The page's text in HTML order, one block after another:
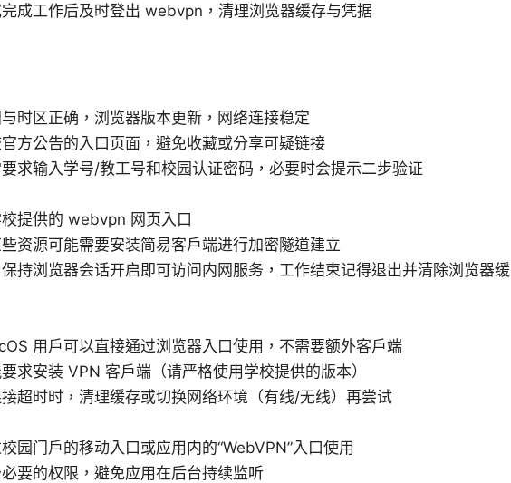
成工作后及时登出 webvpn，清理浏览器缓存与凭据
时区正确，浏览器版本更新，网络连接稳定
方公告的入口页面，避免收藏或分享可疑链接
求输入学号/教工号和校园认证密码，必要时会提示二步验证
提供的 webvpn 网页入口
资源可能需要安装简易客户端进行加密隧道建立
持浏览器会话开启即可访问内网服务，工作结束记得退出并清除浏览器缓
用户可以直接通过浏览器入口使用，不需要额外客户端
求安装 VPN 客户端（请严格使用学校提供的版本）
超时时，清理缓存或切换网络环境（有线/无线）再尝试
园门户的移动入口或应用内的“WebVPN”入口使用
要的权限，避免应用在后台持续监听